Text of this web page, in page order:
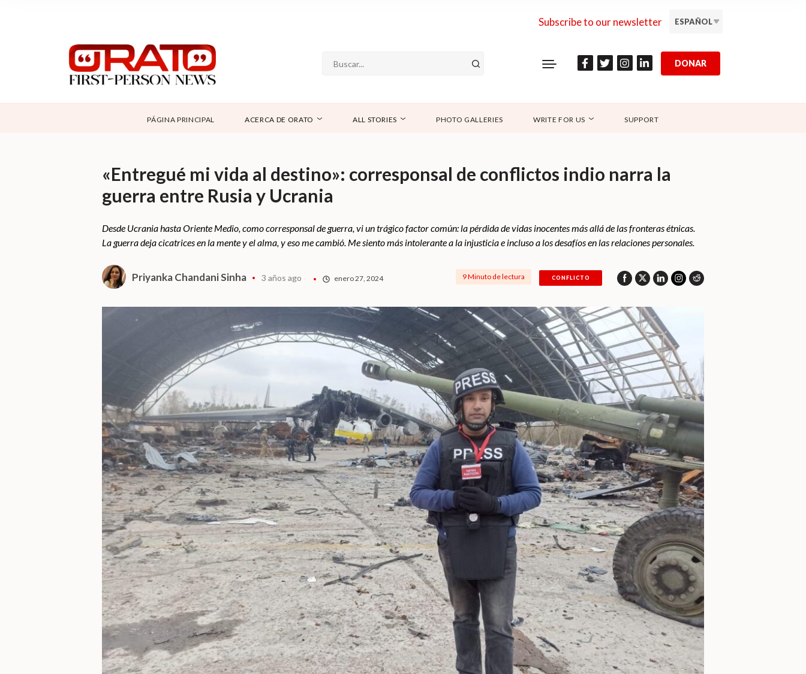
Subscribe to our newsletter ESPAÑOL
SUPPORT
CONTÁCTANOS
DONAR
PÁGINA PRINCIPAL ACERCA DE ORATO ALL STORIES PHOTO GALLERIES WRITE FOR US SUPPORT
«Entregué mi vida al destino»: corresponsal de conflictos indio narra la
guerra entre Rusia y Ucrania
Desde Ucrania hasta Oriente Medio, como corresponsal de guerra, vi un trágico factor común: la pérdida de vidas inocentes más allá de las fronteras étnicas.
La guerra deja cicatrices en la mente y el alma, y ​​eso me cambió. Me siento más intolerante a la injusticia e incluso a los desafíos en las relaciones personales.
Priyanka Chandani Sinha 3 años ago enero 27, 2024 9 Minuto de lectura CONFLICTO